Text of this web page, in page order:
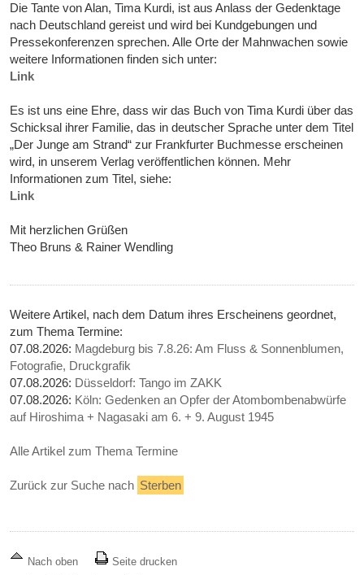
Die Tante von Alan, Tima Kurdi, ist aus Anlass der Gedenktage
nach Deutschland gereist und wird bei Kundgebungen und
Pressekonferenzen sprechen. Alle Orte der Mahnwachen sowie
weitere Informationen finden sich unter:
Link
Es ist uns eine Ehre, dass wir das Buch von Tima Kurdi über das
Schicksal ihrer Familie, das in deutscher Sprache unter dem Titel
„Der Junge am Strand“ zur Frankfurter Buchmesse erscheinen
wird, in unserem Verlag veröffentlichen können. Mehr
Informationen zum Titel, siehe:
Link
Mit herzlichen Grüßen
Theo Bruns & Rainer Wendling
Weitere Artikel, nach dem Datum ihres Erscheinens geordnet,
zum Thema Termine:
07.08.2026: Magdeburg bis 7.8.26: Am Fluss & Sonnenblumen,
Fotografie, Druckgrafik
07.08.2026: Düsseldorf: Tango im ZAKK
07.08.2026: Köln: Gedenken an Opfer der Atombombenabwürfe
auf Hiroshima + Nagasaki am 6. + 9. August 1945
Alle Artikel zum Thema Termine
Zurück zur Suche nach Sterben
Nach oben
Seite drucken